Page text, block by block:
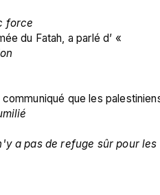
force
du Fatah, a parlé d’ «
que les
a pas de refuge sûr pour